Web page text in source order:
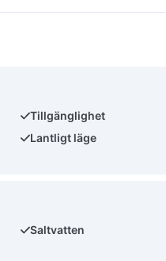
Tillgänglighet
Lantligt läge
Saltvatten